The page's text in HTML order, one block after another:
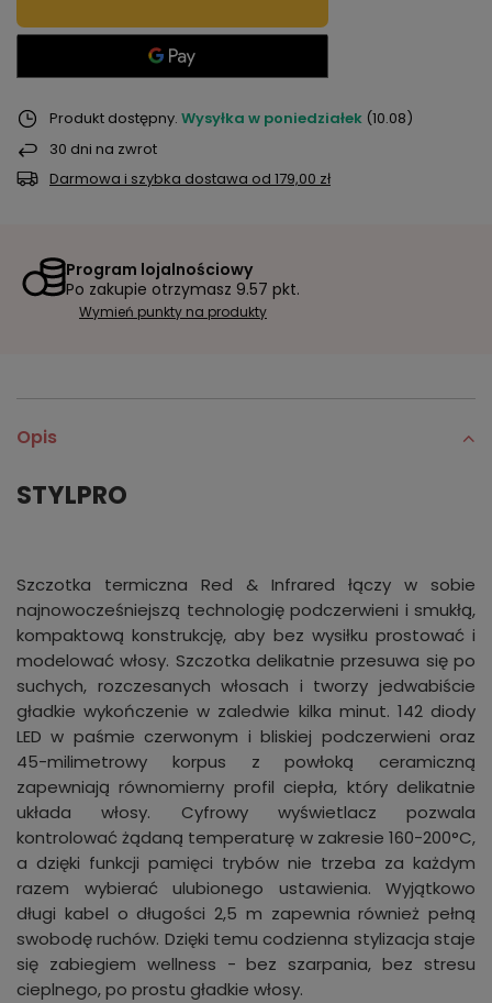
Produkt dostępny Wysyłka w poniedziałek (10.08)
30 dni na zwrot
Darmowa i szybka dostawa od 179,00 zł
Program lojalnościowy
Po zakupie otrzymasz 9.57 pkt.
Wymień punkty na produkty
Opis
STYLPRO
Szczotka termiczna Red & Infrared łączy w sobie
najnowocześniejszą technologię podczerwieni i smukłą,
kompaktową konstrukcję, aby bez wysiłku prostować i
modelować włosy. Szczotka delikatnie przesuwa się po
suchych, rozczesanych włosach i tworzy jedwabiście
gładkie wykończenie w zaledwie kilka minut. 142 diody
LED w paśmie czerwonym i bliskiej podczerwieni oraz
45-milimetrowy korpus z powłoką ceramiczną
zapewniają równomierny profil ciepła, który delikatnie
układa włosy. Cyfrowy wyświetlacz pozwala
kontrolować żądaną temperaturę w zakresie 160-200°C,
a dzięki funkcji pamięci trybów nie trzeba za każdym
razem wybierać ulubionego ustawienia. Wyjątkowo
długi kabel o długości 2,5 m zapewnia również pełną
swobodę ruchów. Dzięki temu codzienna stylizacja staje
się zabiegiem wellness - bez szarpania, bez stresu
cieplnego, po prostu gładkie włosy.